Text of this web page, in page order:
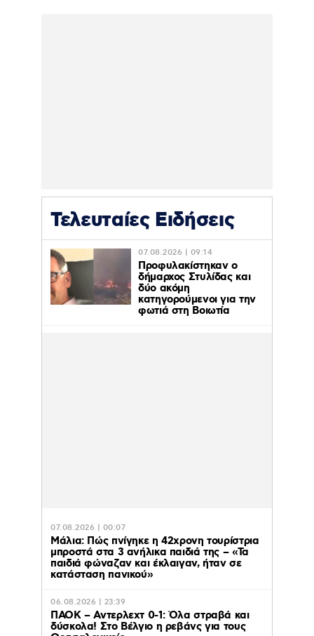
Τελευταίες Ειδήσεις
07.08.2026 | 09:14
Προφυλακίστηκαν ο
δήμαρχος Στυλίδας και
δύο ακόμη
κατηγορούμενοι για την
φωτιά στη Βοιωτία
07.08.2026 | 00:07
Μάλια: Πώς πνίγηκε η 42χρονη τουρίστρια
μπροστά στα 3 ανήλικα παιδιά της – «Τα
παιδιά φώναζαν και έκλαιγαν, ήταν σε
κατάσταση πανικού»
06.08.2026 | 23:39
ΠΑΟΚ – Αντερλεχτ 0-1: Όλα στραβά και
δύσκολα! Στο Βέλγιο η ρεβάνς για τους